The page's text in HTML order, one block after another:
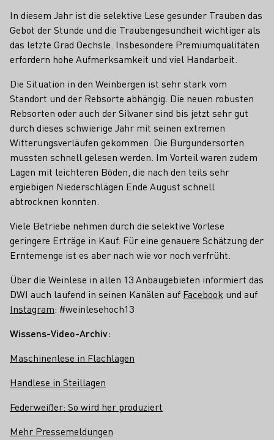
In diesem Jahr ist die selektive Lese gesunder Trauben das
Gebot der Stunde und die Traubengesundheit wichtiger als
das letzte Grad Oechsle. Insbesondere Premiumqualitäten
erfordern hohe Aufmerksamkeit und viel Handarbeit.
Die Situation in den Weinbergen ist sehr stark vom
Standort und der Rebsorte abhängig. Die neuen robusten
Rebsorten oder auch der Silvaner sind bis jetzt sehr gut
durch dieses schwierige Jahr mit seinen extremen
Witterungsverläufen gekommen. Die Burgundersorten
mussten schnell gelesen werden. Im Vorteil waren zudem
Lagen mit leichteren Böden, die nach den teils sehr
ergiebigen Niederschlägen Ende August schnell
abtrocknen konnten.
Viele Betriebe nehmen durch die selektive Vorlese
geringere Erträge in Kauf. Für eine genauere Schätzung der
Erntemenge ist es aber nach wie vor noch verfrüht.
Über die Weinlese in allen 13 Anbaugebieten informiert das
DWI auch laufend in seinen Kanälen auf Facebook und auf
Instagram: #weinlesehoch13
Wissens-Video-Archiv:
Maschinenlese in Flachlagen
Handlese in Steillagen
Federweißer: So wird her produziert
Mehr Pressemeldungen